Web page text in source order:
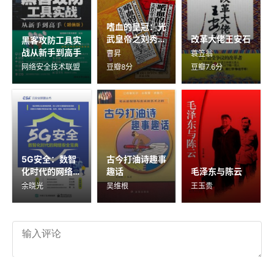
黑客攻防工具实
战从新手到高手
网络安全技术联盟
嗜血的皇冠：光
武皇帝之刘秀的
秀
曹昇
豆瓣8分
改革大佬王安石
蓑笠翁
豆瓣7.6分
5G安全：数智
化时代的网络安
全宝典
余晓光
古今打油诗趣事
趣话
吴维根
毛泽东与陈云
王玉贵